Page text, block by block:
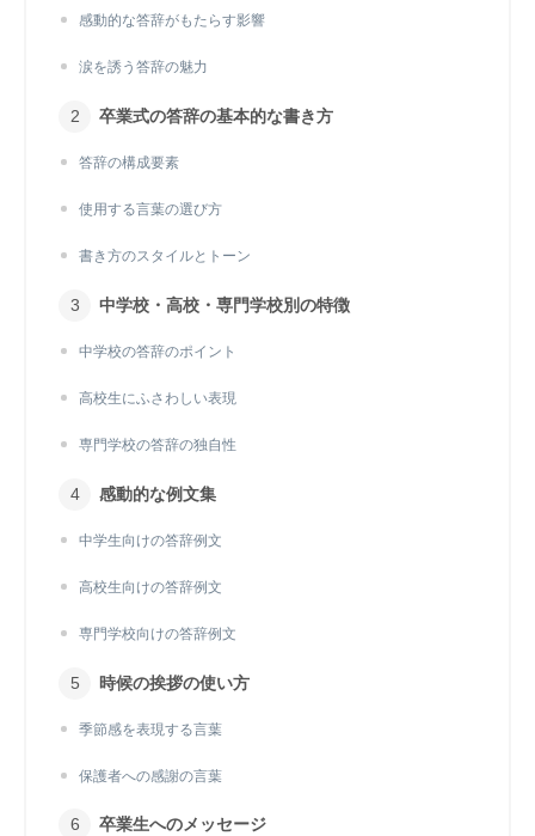
感動的な答辞がもたらす影響
涙を誘う答辞の魅力
卒業式の答辞の基本的な書き方
答辞の構成要素
使用する言葉の選び方
書き方のスタイルとトーン
中学校・高校・専門学校別の特徴
中学校の答辞のポイント
高校生にふさわしい表現
専門学校の答辞の独自性
感動的な例文集
中学生向けの答辞例文
高校生向けの答辞例文
専門学校向けの答辞例文
時候の挨拶の使い方
季節感を表現する言葉
保護者への感謝の言葉
卒業生へのメッセージ